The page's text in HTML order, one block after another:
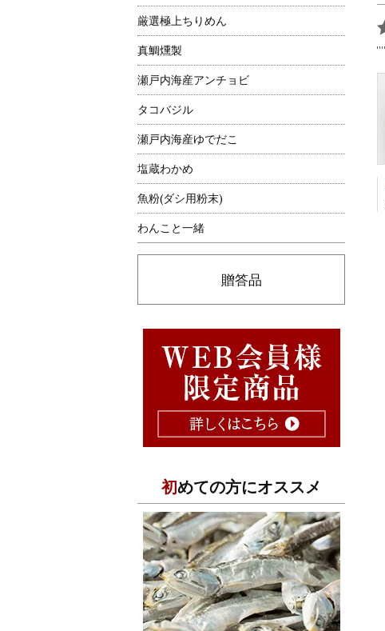
厳選極上ちりめん
真鯛燻製
瀬戸内海産アンチョビ
タコバジル
瀬戸内海産ゆでだこ
塩蔵わかめ
魚粉(ダシ用粉末)
わんこと一緒
贈答品
初めての方にオススメ